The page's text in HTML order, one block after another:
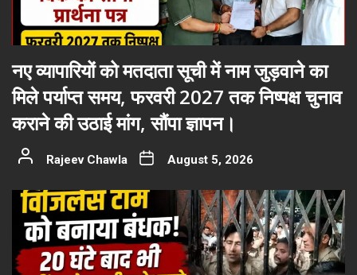
नए व्यापारियों को मतदाता सूची में नाम जुड़वाने का
मिले पर्याप्त समय, फरवरी 2027 तक निष्पक्ष चुनाव
कराने की उठाई मांग, सौंपा ज्ञापन।
Rajeev Chawla August 5, 2026